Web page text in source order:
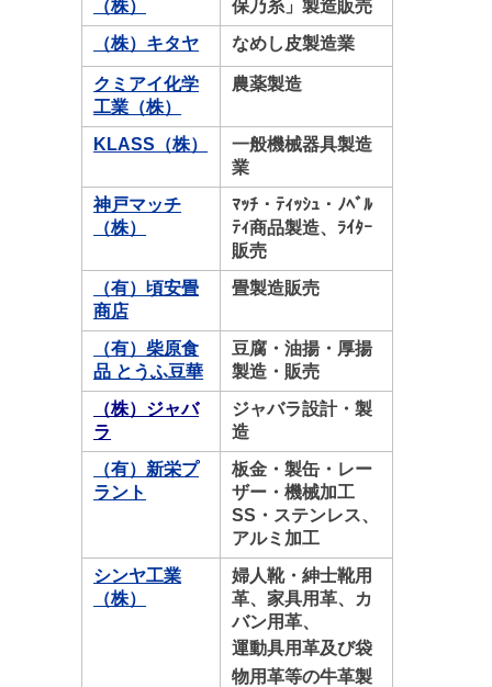
（株）
保乃糸」製造販売
（株）キタヤ
なめし皮製造業
クミアイ化学
工業（株）
農薬製造
KLASS（株）
一般機械器具製造
業
神戸マッチ
（株）
ﾏｯﾁ・ﾃｨｯｼｭ・ﾉﾍﾞﾙ
ﾃｨ商品製造、ﾗｲﾀｰ
販売
（有）頃安畳
商店
畳製造販売
（有）柴原食
品 とうふ豆華
豆腐・油揚・厚揚
製造・販売
（株）ジャバ
ラ
ジャバラ設計・製
造
（有）新栄プ
ラント
板金・製缶・レー
ザー・機械加工
SS・ステンレス、
アルミ加工
シンヤ工業
（株）
婦人靴・紳士靴用
革、家具用革、カ
バン用革、
運動具用革及び袋
物用革等の牛革製